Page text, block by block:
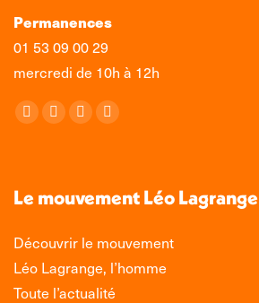
Permanences
01 53 09 00 29
mercredi de 10h à 12h
Retrouvez-nous sur :
La
s'ouvre
une
nouvelle
fenêtre
La
s'ouvre
une
fenêtre
La
s'ouvre
une
nouvelle
fenêtre
La
s'ouvre
une
nouvelle
fenêtre
Le mouvement Léo Lagrange
Découvrir le mouvement
Léo Lagrange, l’homme
Toute l’actualité